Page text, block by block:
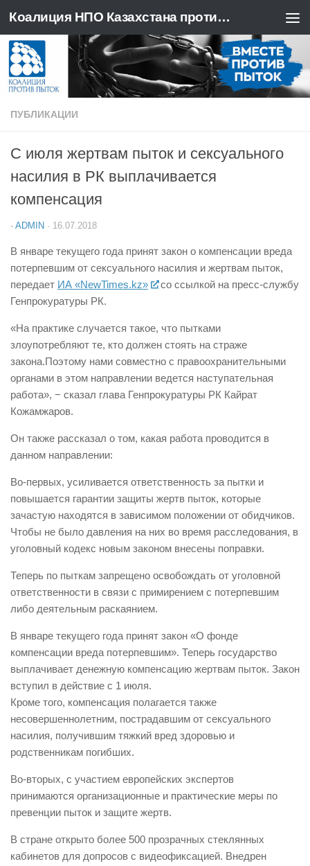
Перейти к содержимому Коалиция НПО Казахстана против пыток
ПУБЛИКАЦИИ
С июля жертвам пыток и сексуального
насилия в РК выплачивается
компенсация
- ADMIN · 16.07.2018
В январе текущего года принят закон о компенсации вреда
потерпевшим от сексуального насилия и жертвам пыток,
передает ИА «NewTimes.kz»
со ссылкой на пресс-службу
Генпрокуратуры РК.
«На практике случается такое, что пытками
злоупотребляют те, кто должен стоять на страже
закона.Поэтому нами совместно с правоохранительными
органами в этом направлении ведется наступательная
работа», − сказал глава Генпрокуратуры РК Кайрат
Кожамжаров.
Он также рассказал о том, какая работа проводится в
данном направлении:
Во-первых, усиливается ответственность за пытки и
повышается гарантии защиты жертв пыток, которые
зачастую находятся в зависимом положении от обидчиков.
Чтобы не было давления на них во время расследования, в
уголовный кодекс новым законом внесены поправки.
Теперь по пыткам запрещено освобождать от уголовной
ответственности в связи с примирением с потерпевшим
либо деятельным раскаянием.
В январе текущего года принят закон «О фонде
компенсации вреда потерпевшим». Теперь государство
выплачивает денежную компенсацию жертвам пыток. Закон
вступил в действие с 1 июля.
Кроме того, компенсация полагается также
несовершеннолетним, пострадавшим от сексуального
насилия, получившим тяжкий вред здоровью и
родственникам погибших.
Во-вторых, с участием европейских экспертов
принимаются организационные и практические меры по
превенции пыток и защите жертв.
В стране открыто более 500 прозрачных стеклянных
кабинетов для допросов с видеофиксацией. Внедрен